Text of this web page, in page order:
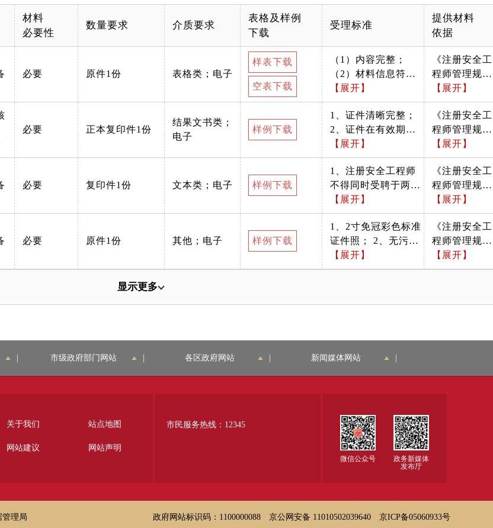
材料
必要性
数量要求 介质要求
表格及样例
下载
受理标准
提供材料
依据
必要 原件1份 表格类；电子
样表下载
空表下载
（1）内容完整；
（2）材料信息符合
常规，无逻辑性错
误；（3）照片符合
要求；（4）签字盖
章完整（须是聘用单
位法人公章或人事部
门公章，其他公章无
效）。
【展开】
《注册安全工
程师管理规
定》（2007年
1月11日国家
安全监管总局
令第11号，20
13年8月29日
国家安全监管
总局令第63号
修改)
【展开】
必要 正本复印件1份
结果文书类；
电子
样例下载
1、证件清晰完整；
2、证件在有效期
内； 3、人员信息与
其他材料一致； 4、
资格证书照片与注册
申请表照片无明显差
异。
【展开】
《注册安全工
程师管理规
定》（2007年
1月11日国家
安全监管总局
令第11号，20
13年8月29日
国家安全监管
总局令第63号
修改)
【展开】
必要 复印件1份 文本类；电子 样例下载
1、注册安全工程师
不得同时受聘于两个
或两个以上单位执
业； 2、聘用单位名
称与公章一致； 3、
聘用合同在有效期
内； 4、个人签字清
晰可辨识。
【展开】
《注册安全工
程师管理规
定》（2007年
1月11日国家
安全监管总局
令第11号，20
13年8月29日
国家安全监管
【展开】
必要 原件1份 其他；电子 样例下载
1、2寸免冠彩色标准
证件照； 2、无污损
现象。
【展开】
《注册安全工
程师管理规
定》（2007年
1月11日国家
总局令第63号
【展开】
显示更多
市级政府部门网站 各区政府网站 新闻媒体网站
关于我们 站点地图
网站建议 网站声明
市民服务热线：12345
微信公众号
政务新媒体
发布厅
管理局 政府网站标识码：1100000088 京公网安备 11010502039640 京ICP备05060933号